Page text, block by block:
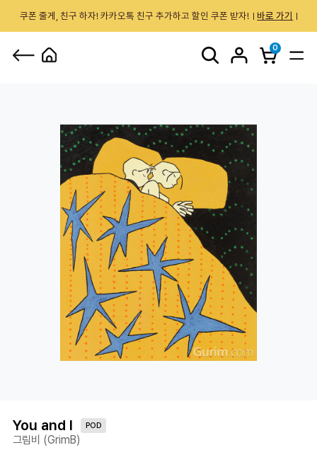
쿠폰 줄게, 친구 하자! 카카오톡 친구 추가하고 할인 쿠폰 받자! 바로 가기
0
You and I POD
그림비 (GrimB)